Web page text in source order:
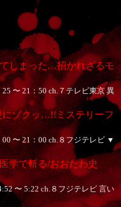
しまった…招かれざるモ
〜 21：50 ch.７テレビ東京 異
にゾクッ…!!ミステリーフ
〜 21：00 ch.８フジテレビ ▼
学で斬る/おおたわ史
〜 5:22 ch.８フジテレビ 言い